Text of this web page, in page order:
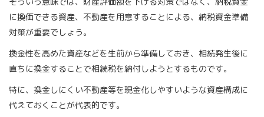
に換価できる資産、不動産を用意することによる、納税資金準備
対策が重要でしょう。
換金性を高めた資産などを生前から準備しておき、相続発生後に
直ちに換金することで相続税を納付しようとするものです。
特に、換金しにくい不動産等を現金化しやすいような資産構成に
代えておくことが代表的です。